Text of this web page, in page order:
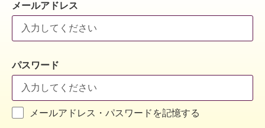
メールアドレス
パスワード
メールアドレス・パスワードを記憶する